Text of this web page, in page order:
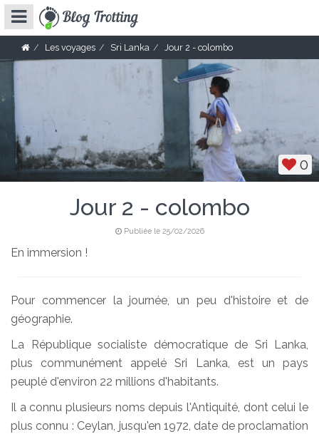
Les voyages Sri Lanka Jour 2 - colombo
0
Jour 2 - colombo
Publiée le 25/02/2026
En immersion !
Pour commencer la journée, un peu d'histoire et de
géographie.
La République socialiste démocratique de Sri Lanka,
plus communément appelé Sri Lanka, est un pays
peuplé d'environ 22 millions d'habitants.
Il a connu plusieurs noms depuis l'Antiquité, dont celui le
plus connu : Ceylan, jusqu'en 1972, date de proclamation